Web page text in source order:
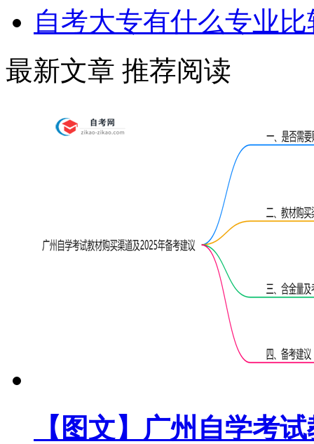
自考大专有什么专业
最新文章 推荐阅读
【图文】广州自学考